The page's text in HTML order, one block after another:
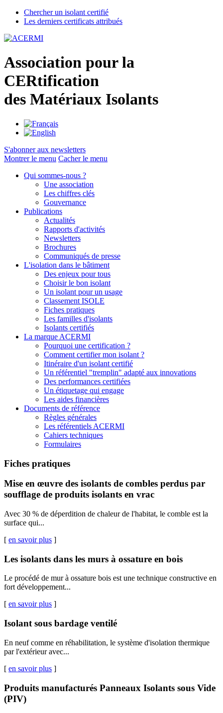
Chercher un isolant certifié
Les derniers certificats attribués
Association pour la
CERtification
des Matériaux Isolants
S'abonner aux newsletters
Montrer le menu Cacher le menu
Qui sommes-nous ?
Une association
Les chiffres clés
Gouvernance
Publications
Actualités
Rapports d'activités
Newsletters
Brochures
Communiqués de presse
L'isolation dans le bâtiment
Des enjeux pour tous
Choisir le bon isolant
Un isolant pour un usage
Classement ISOLE
Fiches pratiques
Les familles d'isolants
Isolants certifiés
La marque ACERMI
Pourquoi une certification ?
Comment certifier mon isolant ?
Itinéraire d'un isolant certifié
Un référentiel "tremplin" adapté aux innovations
Des performances certifiées
Un étiquetage qui engage
Les aides financières
Documents de référence
Règles générales
Les référentiels ACERMI
Cahiers techniques
Formulaires
Fiches pratiques
Mise en œuvre des isolants de combles perdus par
soufflage de produits isolants en vrac
Avec 30 % de déperdition de chaleur de l'habitat, le comble est la
surface qui...
[ en savoir plus ]
Les isolants dans les murs à ossature en bois
Le procédé de mur à ossature bois est une technique constructive en
fort développement...
[ en savoir plus ]
Isolant sous bardage ventilé
En neuf comme en réhabilitation, le système d'isolation thermique
par l'extérieur avec...
[ en savoir plus ]
Produits manufacturés Panneaux Isolants sous Vide
(PIV)